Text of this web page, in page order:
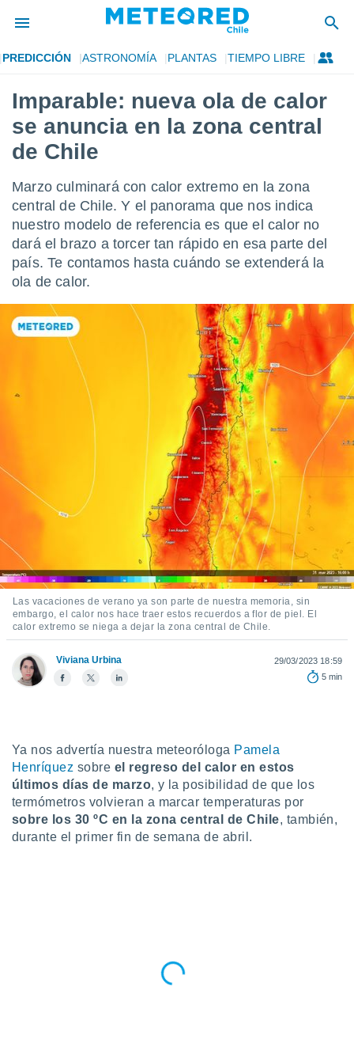
de
por
para
la
calidad.
a este
y
forma
digital
basada
coste.
botón
a la
la
todas
sean
nuestros
y análisis
en
como
perfil
más
nuestra
y
Y
CONTINUAR
PREDICCIÓN ASTRONOMÍA PLANTAS TIEMPO LIBRE
Imparable: nueva ola de calor
se anuncia en la zona central
de Chile
Marzo culminará con calor extremo en la zona
central de Chile. Y el panorama que nos indica
nuestro modelo de referencia es que el calor no
dará el brazo a torcer tan rápido en esa parte del
país. Te contamos hasta cuándo se extenderá la
ola de calor.
Las vacaciones de verano ya son parte de nuestra memoria, sin
embargo, el calor nos hace traer estos recuerdos a flor de piel. El
calor extremo se niega a dejar la zona central de Chile.
Viviana Urbina
29/03/2023 18:59
5 min
Ya nos advertía nuestra meteoróloga Pamela
Henríquez sobre el regreso del calor en estos
últimos días de marzo, y la posibilidad de que los
termómetros volvieran a marcar temperaturas por
sobre los 30 ºC en la zona central de Chile, también,
durante el primer fin de semana de abril.